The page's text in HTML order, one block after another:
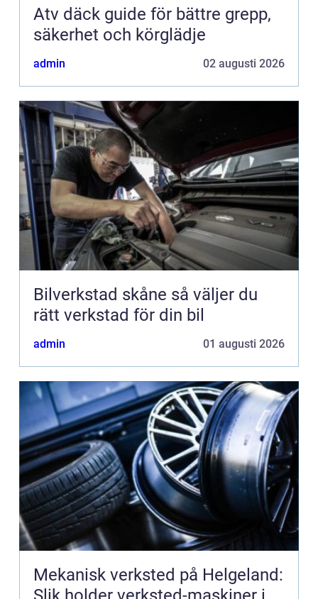
Atv däck guide för bättre grepp,
säkerhet och körglädje
admin 02 augusti 2026
Bilverkstad skåne så väljer du
rätt verkstad för din bil
admin 01 augusti 2026
Mekanisk verksted på Helgeland: